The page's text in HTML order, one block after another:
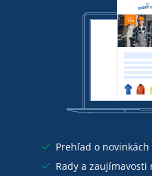
Prehľad o novinkách
Rady a